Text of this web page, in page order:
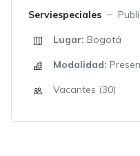
Serviespeciales
Lugar: Bogotá
Modalidad:
Vacantes (30)